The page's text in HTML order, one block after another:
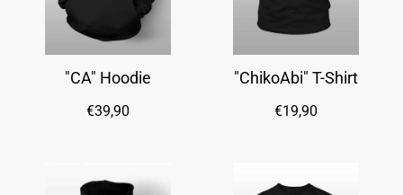
"CA" Hoodie
€39,90
"ChikoAbi" T-Shirt
€19,90